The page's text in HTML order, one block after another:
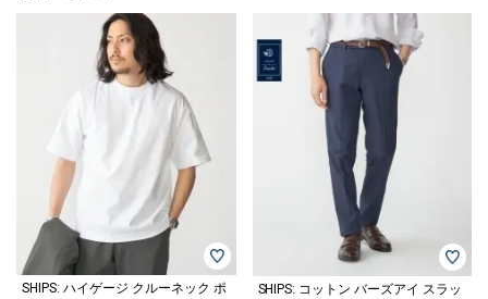
SHIPS: ハイゲージ クルーネック ポ
SHIPS: コットン バーズアイ スラッ